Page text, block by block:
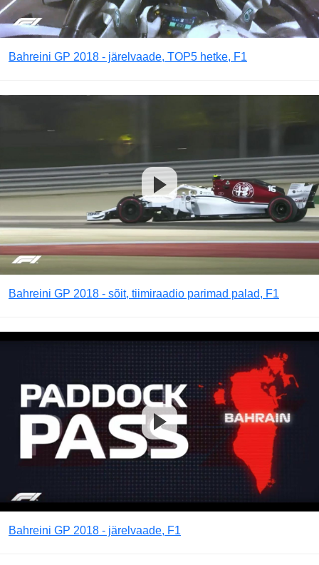
Bahreini GP 2018 - järelvaade, TOP5 hetke, F1
Bahreini GP 2018 - sõit, tiimiraadio parimad palad, F1
Bahreini GP 2018 - järelvaade, F1